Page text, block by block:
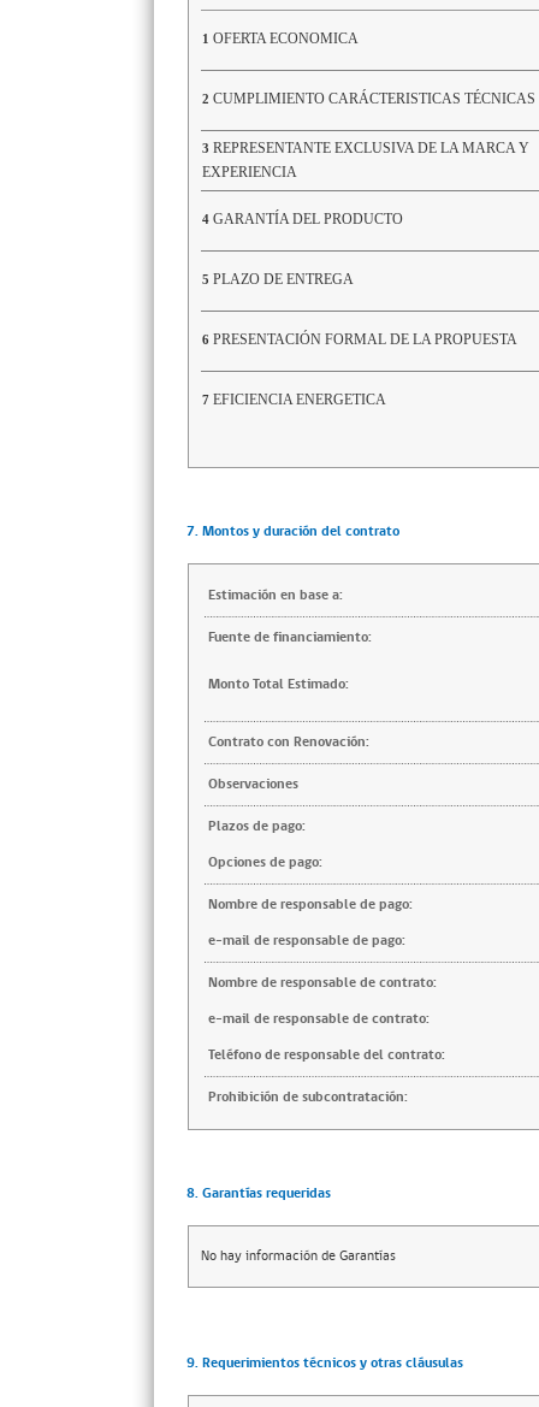
1 OFERTA ECONOMICA
2 CUMPLIMIENTO CARÁCTERISTICAS TÉCNICAS
3 REPRESENTANTE EXCLUSIVA DE LA MARCA Y
EXPERIENCIA
4 GARANTÍA DEL PRODUCTO
5 PLAZO DE ENTREGA
6 PRESENTACIÓN FORMAL DE LA PROPUESTA
7 EFICIENCIA ENERGETICA
7. Montos y duración del contrato
Estimación en base a:
Fuente de financiamiento:
Monto Total Estimado:
Contrato con Renovación:
Observaciones
Plazos de pago:
Opciones de pago:
Nombre de responsable de pago:
e-mail de responsable de pago:
Nombre de responsable de contrato:
e-mail de responsable de contrato:
Teléfono de responsable del contrato:
Prohibición de subcontratación:
8. Garantías requeridas
No hay información de Garantías
9. Requerimientos técnicos y otras cláusulas